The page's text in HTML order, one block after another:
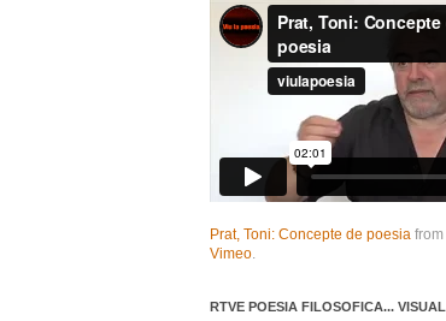
Prat, Toni: Concepte de poesia from
Vimeo.
RTVE POESIA FILOSOFICA... VISUAL